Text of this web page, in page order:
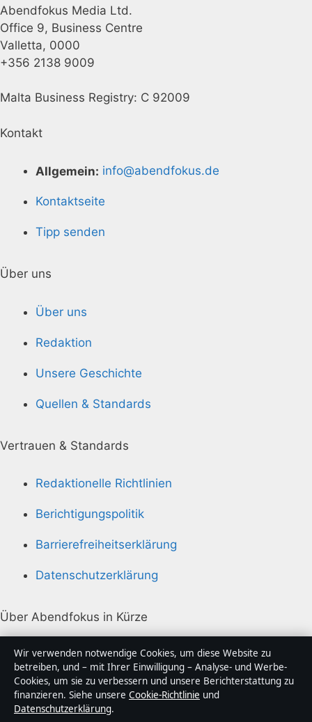
Abendfokus Media Ltd.
Office 9, Business Centre
Valletta, 0000
+356 2138 9009
Malta Business Registry: C 92009
Kontakt
Allgemein: info@abendfokus.de
Kontaktseite
Tipp senden
Über uns
Über uns
Redaktion
Unsere Geschichte
Quellen & Standards
Vertrauen & Standards
Redaktionelle Richtlinien
Berichtigungspolitik
Barrierefreiheitserklärung
Datenschutzerklärung
Über Abendfokus in Kürze
Abendfokus ist ein unabhängiger digitaler
Nachrichtenanbieter mit Fokus auf Politik, Wirtschaft,
Technik und Gesellschaft in Deutschland. Jeder Artikel
trägt eine Byline, wird von einem Redakteur geprüft
und vor der Veröffentlichung faktengecheckt.
Wir verwenden notwendige Cookies, um diese Website zu
betreiben, und – mit Ihrer Einwilligung – Analyse- und Werbe-
Cookies, um sie zu verbessern und unsere Berichterstattung zu
finanzieren. Siehe unsere Cookie-Richtlinie und
Datenschutzerklärung.